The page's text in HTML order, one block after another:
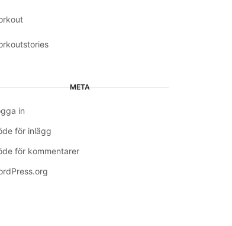
META
in
för inlägg
för kommentarer